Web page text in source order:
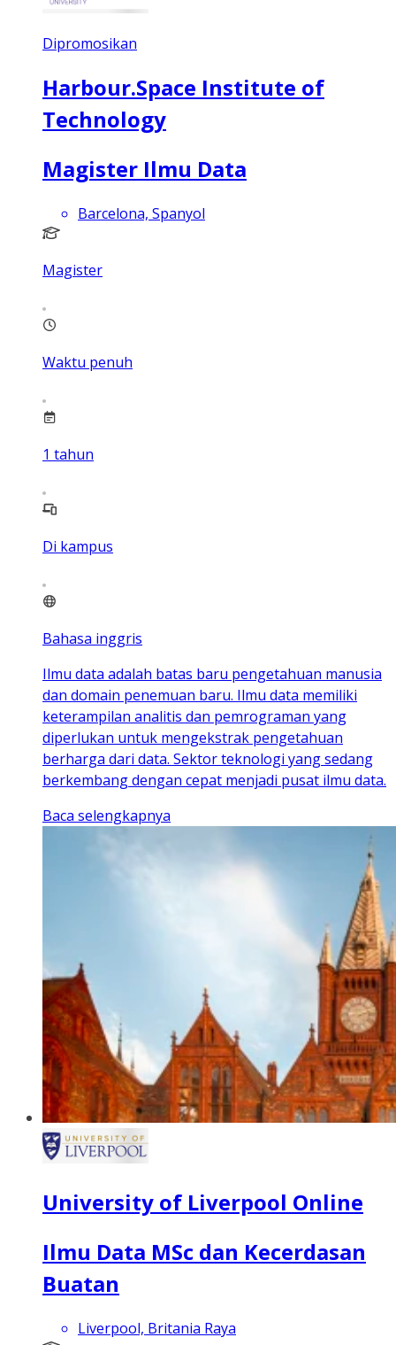
Dipromosikan
Harbour.Space Institute of
Technology
Magister Ilmu Data
Barcelona, Spanyol
Magister
Waktu penuh
1 tahun
Di kampus
Bahasa inggris
Ilmu data adalah batas baru pengetahuan manusia
dan domain penemuan baru. Ilmu data memiliki
keterampilan analitis dan pemrograman yang
diperlukan untuk mengekstrak pengetahuan
berharga dari data. Sektor teknologi yang sedang
berkembang dengan cepat menjadi pusat ilmu data.
Baca selengkapnya
University of Liverpool Online
Ilmu Data MSc dan Kecerdasan
Buatan
Liverpool, Britania Raya